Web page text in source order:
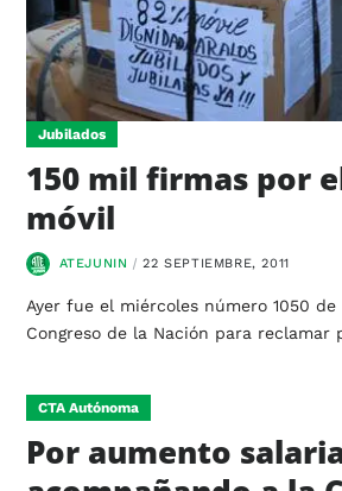
Jubilados
150 mil firmas por
móvil
ATEJUNIN 22 SEPTIEMBRE, 2011
Ayer fue el miércoles número 1050
Congreso de la Nación para reclamar
CTA Autónoma
Por aumento